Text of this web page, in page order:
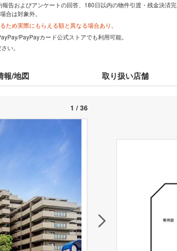
告およびアンケートの回答、180日以内の物件引渡・残金決済完
合は対象外。
ため実際にもらえる額と異なる場合あり。
PayPayカード公式ストアでも利用可能。
い。
報/地図 取り扱い店舗
1 / 36